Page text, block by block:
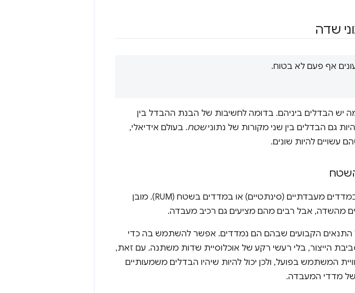
שדה
אף פעם לא בטוח.
יש הבדלים ביניהם. בדומה לחשיבות של הבנת ההבדל בין
גם הבדלים בין שני מקורות של נתונישטח. בעולם אידיאלי,
עשויים להיות שונים.
הדבר הראשון שצריך לבדוק הוא אם מדובר במדדים מעבדתיים (סינתטיים) או במדדים בשטח (RUM). מובן
התנאים הקבועים שבהם הם נמדדים. אפשר להשתמש בה כדי
הייצור, בלי רעשי רקע של אוכלוסיית שדות משתנה. עם זאת,
המשתמש בפועל, ולכן יכול להיות שיהיו הבדלים משמעותיים
של מדדי המעבדה.